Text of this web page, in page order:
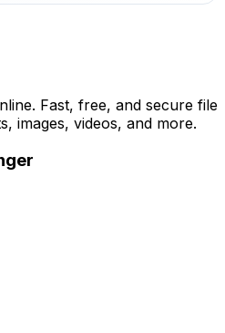
Fast, free, and secure file
images, videos, and more.